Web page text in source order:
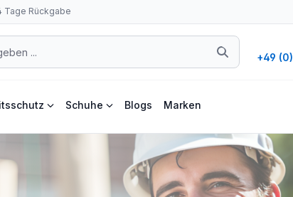
Tage Rückgabe
+49
Schuhe Blogs Marken